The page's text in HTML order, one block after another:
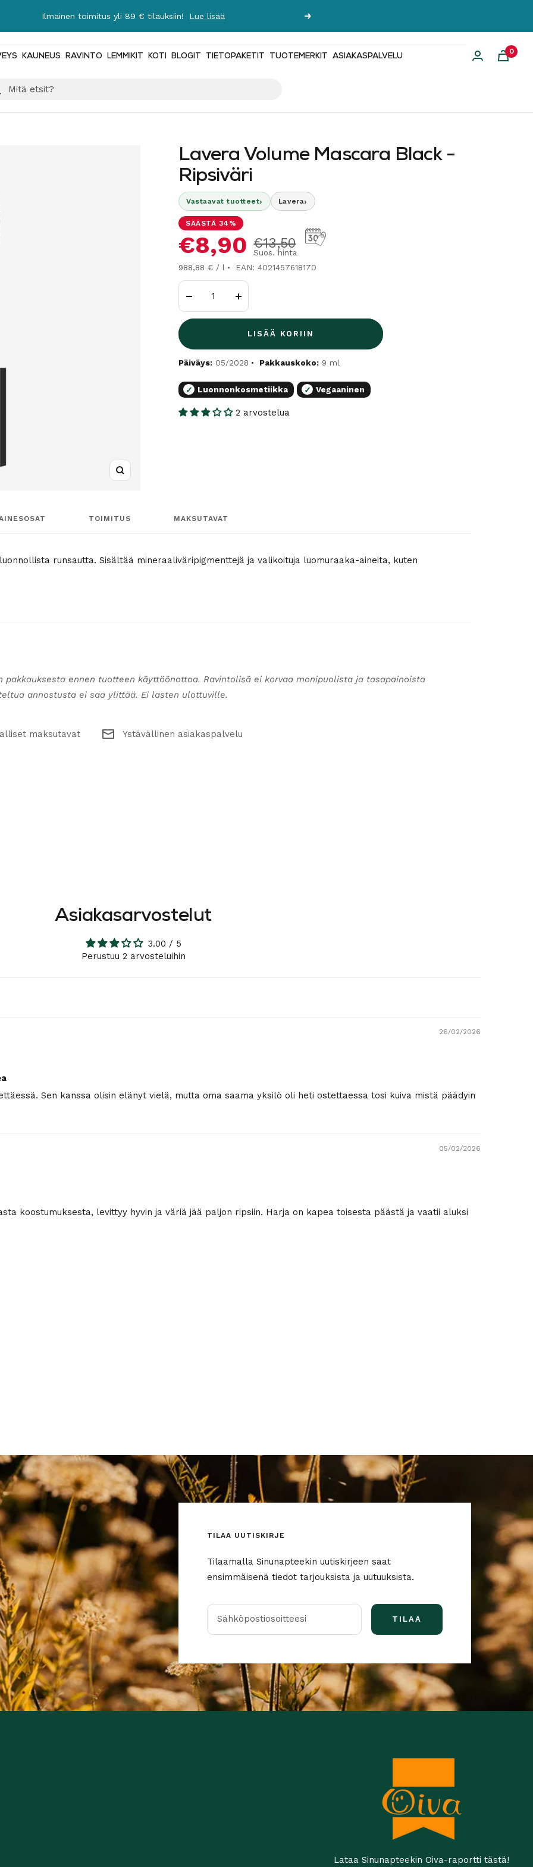
Ilmainen toimitus yli 89 € tilauksiin! Lue lisää Seuraava
KAUNEUS RAVINTO LEMMIKIT KOTI BLOGIT TIETOPAKETIT TUOTEMERKIT ASIAKASPALVELU
0
Suurenna
Lavera Volume Mascara Black -
Ripsiväri
Vastaavat tuotteet› Lavera›
SÄÄSTÄ 34%
Alennushinta
€8,90 Normaalihinta
€13,50
Suos. hinta
988,88 € / l
EAN: 4021457618170
Lisää
LISÄÄ KORIIN
Päiväys: 05/2028 Pakkauskoko: 9 ml
✓ Luonnonkosmetiikka ✓ Vegaaninen
2 arvostelua
TOIMITUS MAKSUTAVAT
runsautta. Sisältää mineraaliväripigmenttejä ja valikoituja luomuraaka-aineita, kuten
ennen tuotteen käyttöönottoa. Ravintolisä ei korvaa monipuolista ja tasapainoista
annostusta ei saa ylittää. Ei lasten ulottuville.
maksutavat Ystävällinen asiakaspalvelu
Asiakasarvostelut
3.00 / 5
Perustuu 2 arvosteluihin
26/02/2026
Sen kanssa olisin elänyt vielä, mutta oma saama yksilö oli heti ostettaessa tosi kuiva mistä päädyin
05/02/2026
koostumuksesta, levittyy hyvin ja väriä jää paljon ripsiin. Harja on kapea toisesta päästä ja vaatii aluksi
TILAA UUTISKIRJE
Tilaamalla Sinunapteekin uutiskirjeen saat
ensimmäisenä tiedot tarjouksista ja uutuuksista.
Sähköpostiosoitteesi TILAA
Lataa Sinunapteekin Oiva-raportti tästä!